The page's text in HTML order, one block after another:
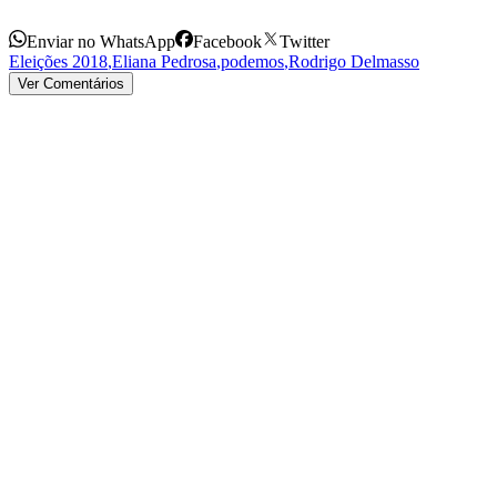
Enviar no WhatsApp Facebook
Twitter
Eleições 2018,Eliana Pedrosa,podemos,Rodrigo Delmasso
Ver Comentários